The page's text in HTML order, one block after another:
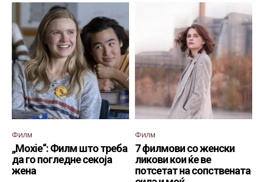
Филм
„Moxie“: Филм што треба
да го погледне секоја
жена
Филм
7 филмови со женски
ликови кои ќе ве
потсетат на сопствената